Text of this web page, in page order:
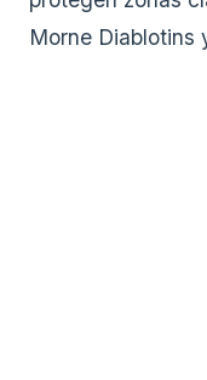
Morne Diablotins